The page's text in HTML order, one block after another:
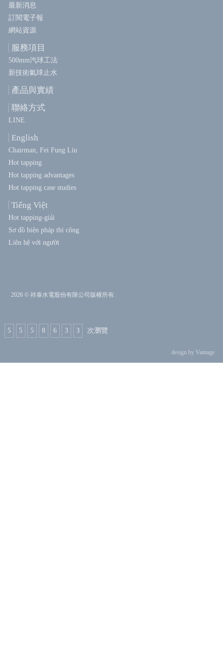
最新消息
訂閱電子報
網站資源
服務項目
500mm汽球工法
新技術氣球止水
產品與實績
聯絡方式
LINE
English
Chairman, Fei Fung Liu
Hot tapping
Hot tapping advantages
Hot tapping case studies
Tiếng Việt
Hot tapping-giải
Sơ đồ biện pháp thi công
Liên hệ với người
2026 © 祥泰水電股份有限公司版權所有.
5 5 5 8 6 3 3 次瀏覽
design by Vantage